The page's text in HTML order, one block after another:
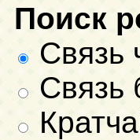
Поиск
Связь
Связь